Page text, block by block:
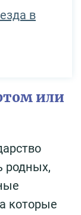
в
или
родных,
которые